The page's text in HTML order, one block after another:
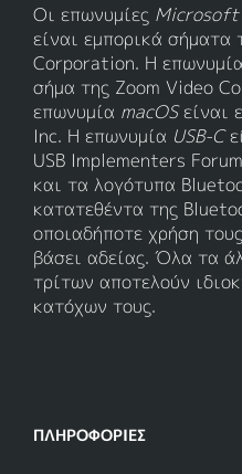
Οι επωνυμίες Microsoft
είναι εμπορικά
Corporation. Η επωνυμία
σήμα της Zoom Video
επωνυμία macOSείναι
Inc. Η επωνυμία USB-C
USB Implementers
και τα λογότυπα
κατατεθέντα της
οποιαδήποτε χρήση
βάσει αδείας. Όλα τα
τρίτων αποτελούν
κατόχων τους.
ΠΛΗΡΟΦΟΡΊΕΣ